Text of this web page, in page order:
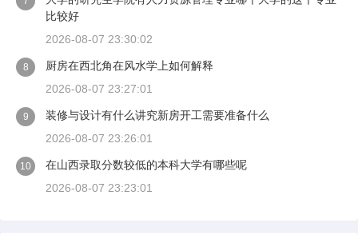
比较好
2026-08-07 23:30:02
8
厨房在西北角在风水学上如何解释
2026-08-07 23:27:01
9
装修与设计有什么讲究新房开工需要准备什么
2026-08-07 23:26:01
10
在山西录取分数较低的本科大学有哪些呢
2026-08-07 23:23:01